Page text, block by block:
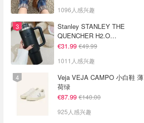
1096人感兴趣
Stanley STANLEY THE
QUENCHER H2.O
FLOWSTATE 保温杯 1.18L 黑
€31.99 €49.99
1011人感兴趣
Veja VEJA CAMPO 小白鞋 薄
荷绿
€87.99 €140.00
925人感兴趣